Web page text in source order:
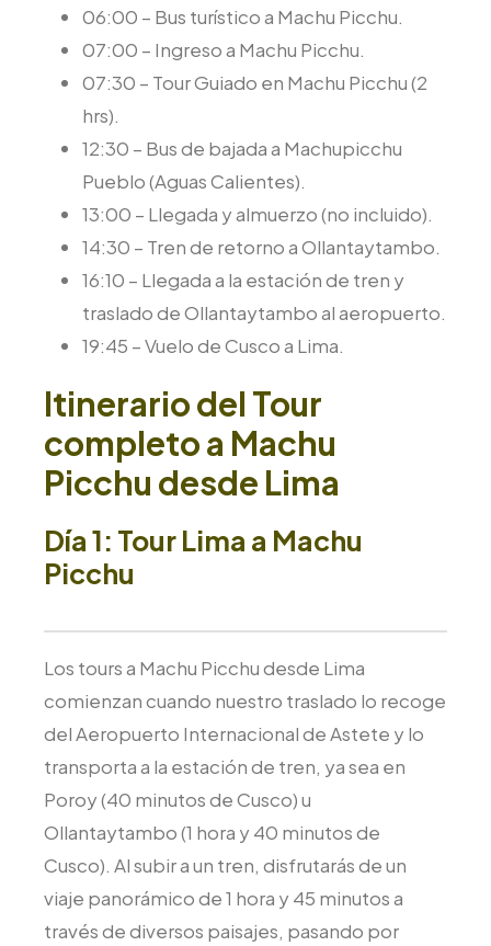
06:00 – Bus turístico a Machu Picchu.
07:00 – Ingreso a Machu Picchu.
07:30 – Tour Guiado en Machu Picchu (2
hrs).
12:30 – Bus de bajada a Machupicchu
Pueblo (Aguas Calientes).
13:00 – Llegada y almuerzo (no incluido).
14:30 – Tren de retorno a Ollantaytambo.
16:10 – Llegada a la estación de tren y
traslado de Ollantaytambo al aeropuerto.
19:45 – Vuelo de Cusco a Lima.
Itinerario del Tour
completo a Machu
Picchu desde Lima
Día 1: Tour Lima a Machu
Picchu
Los tours a Machu Picchu desde Lima
comienzan cuando nuestro traslado lo recoge
del Aeropuerto Internacional de Astete y lo
transporta a la estación de tren, ya sea en
Poroy (40 minutos de Cusco) u
Ollantaytambo (1 hora y 40 minutos de
Cusco). Al subir a un tren, disfrutarás de un
viaje panorámico de 1 hora y 45 minutos a
través de diversos paisajes, pasando por